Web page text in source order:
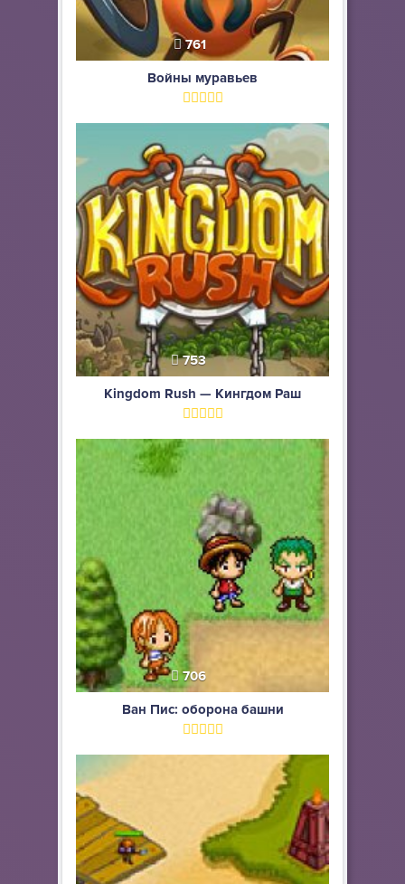
761
Войны муравьев
753
Kingdom Rush — Кингдом Раш
706
Ван Пис: оборона башни